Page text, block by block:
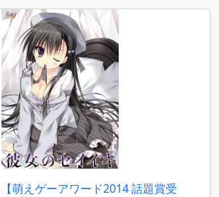
萌えゲーアワード2014 話題賞受